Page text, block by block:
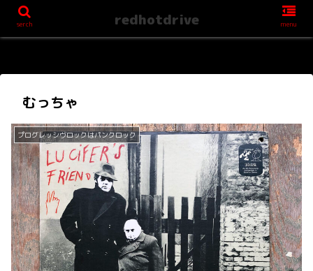
むっちゃ
プログレッシヴロックはパンクロック
serch redhotdrive menu